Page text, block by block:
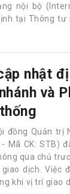
nội bộ
tại Thông tư
nhật
và
đồng Quản trị
Mã CK: STB)
qua chủ
dịch. Việc
khi vị trí giao